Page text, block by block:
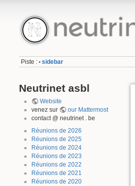
Piste : • sidebar
Neutrinet asbl
Website
venez sur
our Mattermost
contact @ neutrinet . be
Réunions de 2026
Réunions de 2025
Réunions de 2024
Réunions de 2023
Réunions de 2022
Réunions de 2021
Réunions de 2020